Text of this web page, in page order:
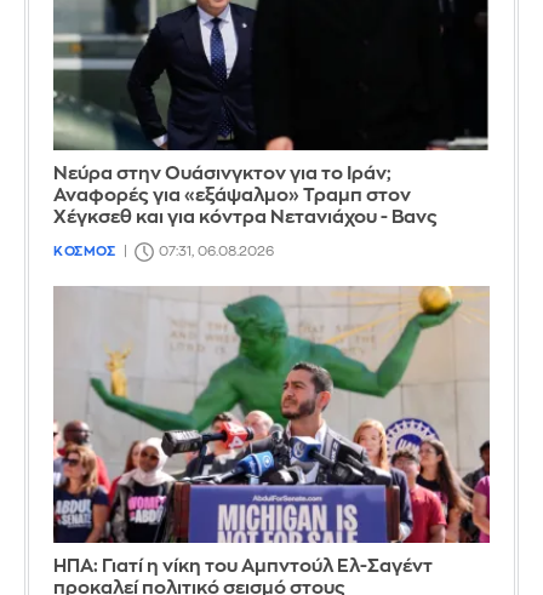
Νεύρα στην Ουάσινγκτον για το Ιράν;
Αναφορές για «εξάψαλμο» Τραμπ στον
Χέγκσεθ και για κόντρα Νετανιάχου - Βανς
ΚΟΣΜΟΣ 07:31, 06.08.2026
ΗΠΑ: Γιατί η νίκη του Αμπντούλ Ελ-Σαγέντ
προκαλεί πολιτικό σεισμό στους